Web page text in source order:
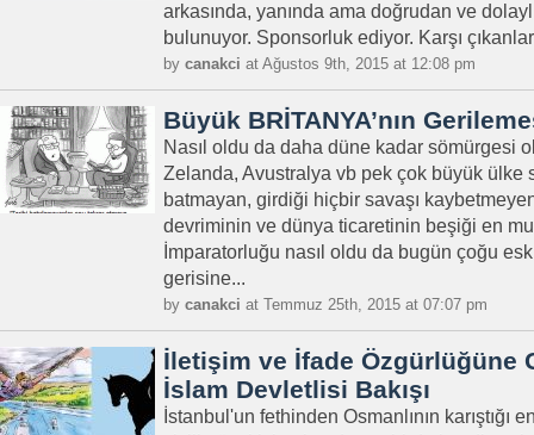
arkasında, yanında ama doğrudan ve
bulunuyor. Sponsorluk ediyor. Karşı
by canakci at Ağustos 9th, 2015 at 12:08 pm
Büyük BRİTANYA’nın
Nasıl oldu da daha düne kadar sömürgesi
Zelanda, Avustralya vb pek çok büyük ülke
batmayan, girdiği hiçbir savaşı
devriminin ve dünya ticaretinin beşiği en
İmparatorluğu nasıl oldu da bugün çoğu
gerisine...
by canakci at Temmuz 25th, 2015 at 07:07 pm
İletişim ve İfade Özgürlüğüne
İslam Devletlisi Bakışı
İstanbul'un fethinden Osmanlının karıştığı